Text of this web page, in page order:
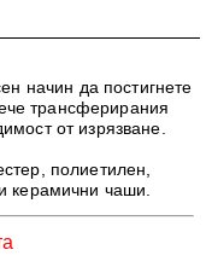
начин да постигнете
трансферирания
от изрязване.
полиетилен,
керамични чаши.